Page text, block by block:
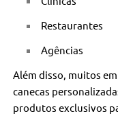
Restaurantes
Agências
Além disso, muitos
canecas
produtos exclusivos